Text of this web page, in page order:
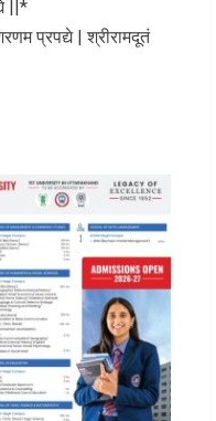
||*
प्रपद्ये | श्रीरामदूतं